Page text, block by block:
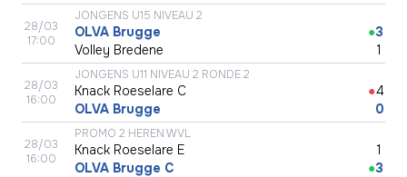
28/03
17:00
JONGENS U15 NIVEAU 2
OLVA Brugge
Volley Bredene
●3
1
28/03
16:00
JONGENS U11 NIVEAU 2 RONDE 2
Knack Roeselare C
OLVA Brugge
●4
0
28/03
16:00
PROMO 2 HEREN WVL
Knack Roeselare E
OLVA Brugge C
●
1
3